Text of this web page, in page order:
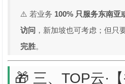
⚠️ 若业务 100% 只服务东南亚
访问 ，新加坡也可考虑；但只
完胜。
🎁 三、TOP云·